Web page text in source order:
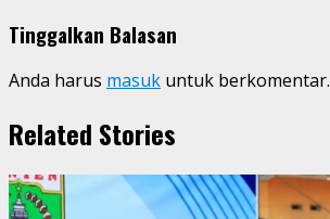
Tinggalkan Balasan
Anda harus masuk untuk berkomentar.
Related Stories